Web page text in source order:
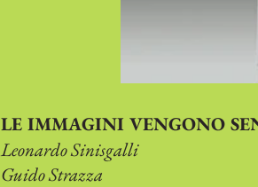
LE IMMAGINI VENGONO
Leonardo Sinisgalli
Guido Strazza